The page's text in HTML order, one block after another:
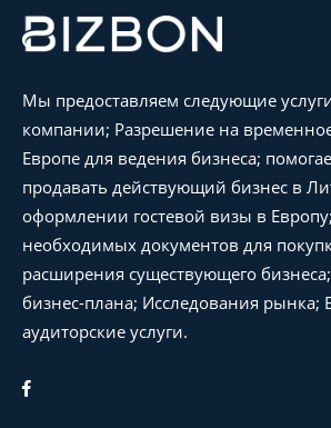
Мы предоставляем следующие
компании; Разрешение на
Европе для ведения бизнеса;
продавать действующий бизнес в
оформлении гостевой визы в
необходимых документов для
расширения существующего
бизнес-плана; Исследования рынка;
аудиторские услуги.